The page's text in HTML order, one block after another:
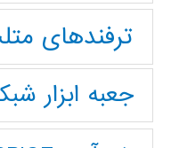
ترفندهای
جعبه ابزار